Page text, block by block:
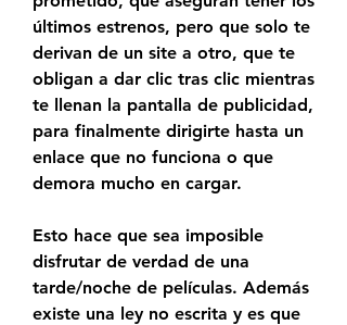
últimos estrenos, pero que solo te
derivan de un site a otro, que te
obligan a dar clic tras clic mientras
te llenan la pantalla de publicidad,
para finalmente dirigirte hasta un
enlace que no funciona o que
demora mucho en cargar.
Esto hace que sea imposible
disfrutar de verdad de una
tarde/noche de películas. Además
existe una ley no escrita y es que